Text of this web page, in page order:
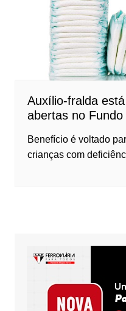
Auxílio-fralda
abertas no Fundo
Benefício é voltado
crianças com